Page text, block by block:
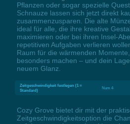
Pflanzen oder sogar spezielle
Schnauze lassen sich jetzt direkt
zusammenzusparen. Die alte
ideal für alle, die ihre kreative
maximieren oder bei ihren Insel-
repetitiven Aufgaben verlieren
Raum für die wärmenden
besonders machen – und dein
neuem Glanz.
Zeitgeschwindigkeit festlegen (1 =
Standard)
Num 4
Cozy Grove bietet dir mit der
Zeitgeschwindigkeitsoption die